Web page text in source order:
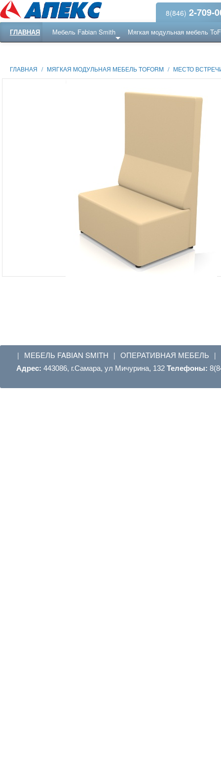
8(846) 2-709-
ГЛАВНАЯ Мебель Fabian Smith Мягкая модульная мебель
ГЛАВНАЯ / МЯГКАЯ МОДУЛЬНАЯ МЕБЕЛЬ TOFORM / МЕСТО
| МЕБЕЛЬ FABIAN SMITH | ОПЕРАТИВНАЯ МЕБЕЛЬ |
Адрес: 443086, г.Самара, ул Мичурина, 132 Телефоны: